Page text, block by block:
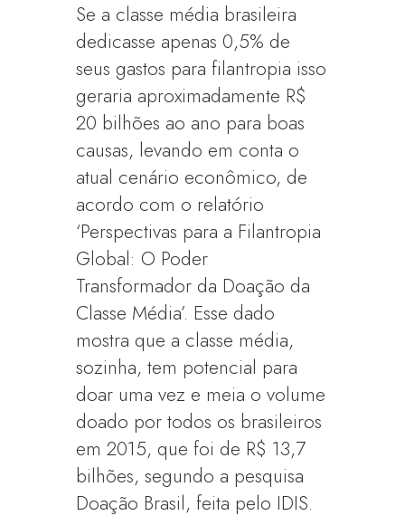
Se a classe média brasileira
dedicasse apenas 0,5% de
seus gastos para filantropia isso
geraria aproximadamente R$
20 bilhões ao ano para boas
causas, levando em conta o
atual cenário econômico, de
acordo com o relatório
‘Perspectivas para a Filantropia
Global: O Poder
Transformador da Doação da
Classe Média’. Esse dado
mostra que a classe média,
sozinha, tem potencial para
doar uma vez e meia o volume
doado por todos os brasileiros
em 2015, que foi de R$ 13,7
bilhões, segundo a pesquisa
Doação Brasil, feita pelo IDIS.